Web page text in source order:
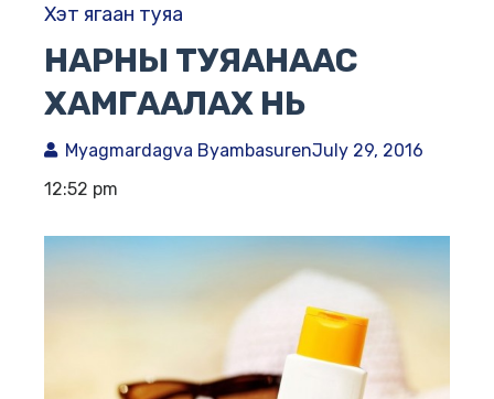
Хэт ягаан туяа
НАРНЫ ТУЯАНААС
ХАМГААЛАХ НЬ
Myagmardagva ByambasurenJuly 29, 2016
12:52 pm